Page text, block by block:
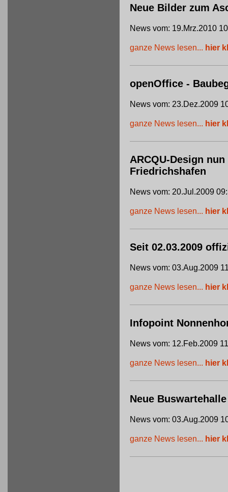
Neue Bilder zum
News vom: 19.Mrz.2010
ganze News lesen... hier
openOffice -
News vom: 23.Dez.2009
ganze News lesen... hier
ARCQU-Design
Friedrichshafen
News vom: 20.Jul.2009
ganze News lesen... hier
Seit 02.03.2009
News vom: 03.Aug.2009
ganze News lesen... hier
Infopoint
News vom: 12.Feb.2009
ganze News lesen... hier
Neue
News vom: 03.Aug.2009
ganze News lesen... hier